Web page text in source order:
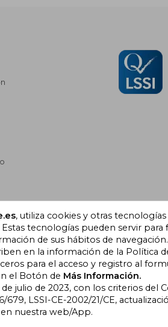
Ecuador Buscalibre España
, utiliza cookies y otras tecnologías
tecnologías pueden servir para
de sus hábitos de
en la información de la Política
para el acceso y registro al
el Botón de Más Información.
julio de 2023, con los criterios del
LSSI-CE-2002/21/CE,
nuestra web/App.